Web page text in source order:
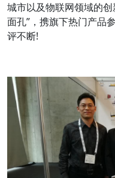
城市以及物联网领域的
面孔”，携旗下热门产品
评不断!